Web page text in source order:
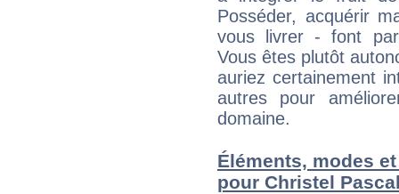
Posséder, acquérir
vous livrer - font
Vous êtes plutôt
auriez certainement
autres pour
domaine.
Éléments, modes
pour Christel